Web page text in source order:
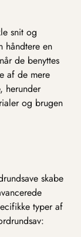
snit og
håndtere en
de benyttes
af de mere
herunder
og brugen
skabe
typer af